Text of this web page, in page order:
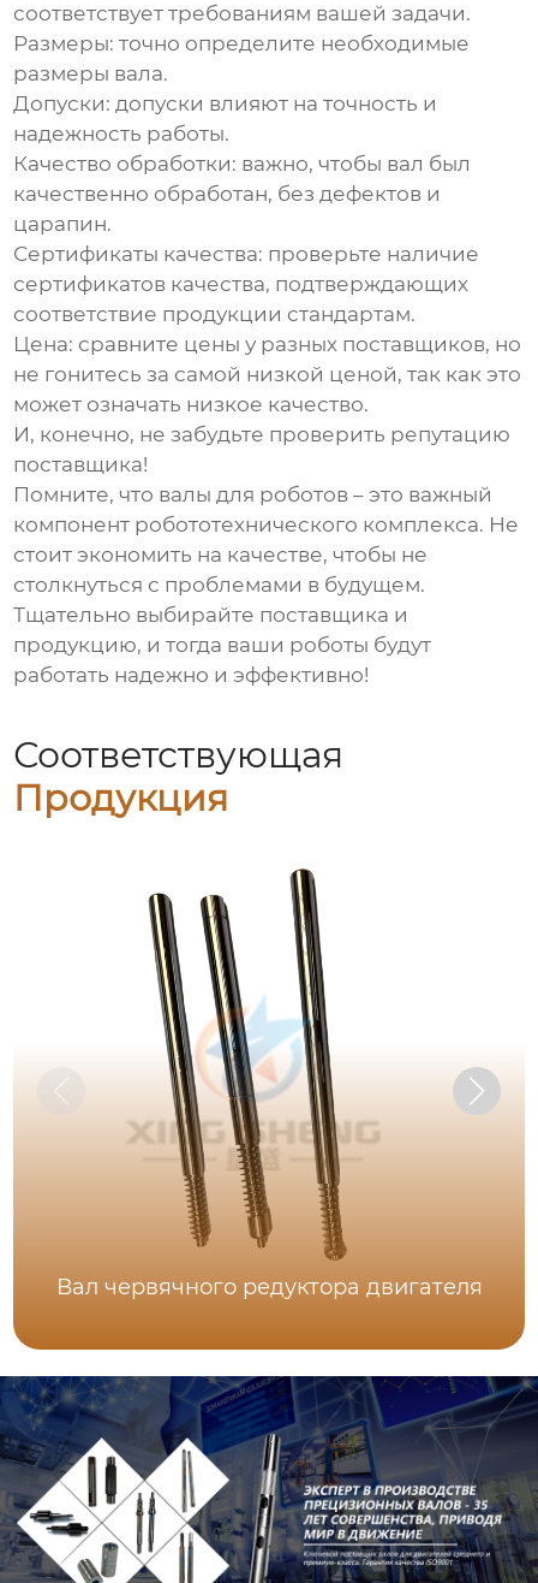
соответствует требованиям вашей задачи.
Размеры: точно определите необходимые
размеры вала.
Допуски: допуски влияют на точность и
надежность работы.
Качество обработки: важно, чтобы вал был
качественно обработан, без дефектов и
царапин.
Сертификаты качества: проверьте наличие
сертификатов качества, подтверждающих
соответствие продукции стандартам.
Цена: сравните цены у разных поставщиков, но
не гонитесь за самой низкой ценой, так как это
может означать низкое качество.
И, конечно, не забудьте проверить репутацию
поставщика!
Помните, что валы для роботов – это важный
компонент робототехнического комплекса. Не
стоит экономить на качестве, чтобы не
столкнуться с проблемами в будущем.
Тщательно выбирайте поставщика и
продукцию, и тогда ваши роботы будут
работать надежно и эффективно!
Соответствующая
Продукция
Вал червячного редуктора двигателя